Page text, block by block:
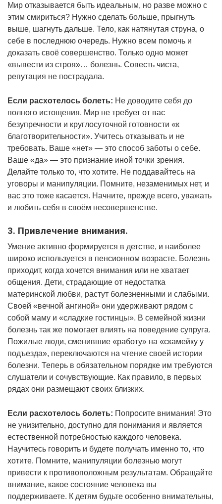
Мир отказывается быть идеальным, но разве можно с
этим смириться? Нужно сделать больше, прыгнуть
выше, шагнуть дальше. Тело, как натянутая струна, о
себе в последнюю очередь. Нужно всем помочь и
доказать своё совершенство. Только одно может
«вывести из строя»… болезнь. Совесть чиста,
репутация не пострадала.
Если расхотелось болеть: Не доводите себя до
полного истощения. Мир не требует от вас
безупречности и круглосуточной готовности «к
благотворительности». Учитесь отказывать и не
требовать. Ваше «нет» — это способ заботы о себе.
Ваше «да» — это признание иной точки зрения.
Делайте только то, что хотите. Не поддавайтесь на
уговоры и манипуляции. Помните, незаменимых нет, и
вас это тоже касается. Начните, прежде всего, уважать
и любить себя в своём несовершенстве.
3. Привлечение внимания.
Умение активно формируется в детстве, и наиболее
широко используется в пенсионном возрасте. Болезнь
приходит, когда хочется внимания или не хватает
общения. Дети, страдающие от недостатка
материнской любви, растут болезненными и слабыми.
Своей «вечной ангиной» они удерживают рядом с
собой маму и «сладкие гостинцы». В семейной жизни
болезнь так же помогает влиять на поведение супруга.
Пожилые люди, сменившие «работу» на «скамейку у
подъезда», переключаются на чтение своей истории
болезни. Теперь в обязательном порядке им требуются
слушатели и сочувствующие. Как правило, в первых
рядах они размещают своих близких.
Если расхотелось болеть: Попросите внимания! Это
не унизительно, доступно для понимания и является
естественной потребностью каждого человека.
Научитесь говорить и будете получать именно то, что
хотите. Помните, манипуляции болезнью могут
привести к противоположным результатам. Обращайте
внимание, какое состояние человека вы
поддерживаете. К детям будьте особенно внимательны,